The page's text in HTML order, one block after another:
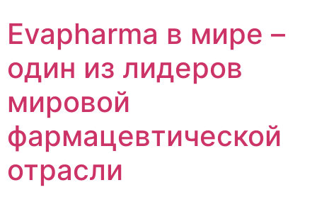
содержимому
Evapharma в мире –
один из лидеров
мировой
фармацевтической
отрасли